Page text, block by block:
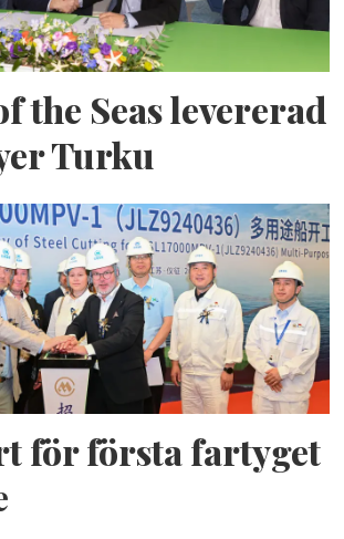
the Seas levererad
Turku
för första fartyget